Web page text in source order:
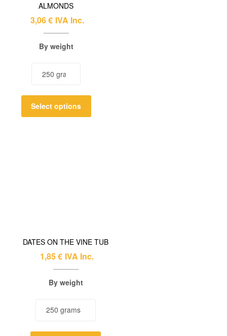
ALMONDS
3,06€ IVA Inc.
By weight
Select options
DATES ON THE VINE TUB
1,85€ IVA Inc.
By weight